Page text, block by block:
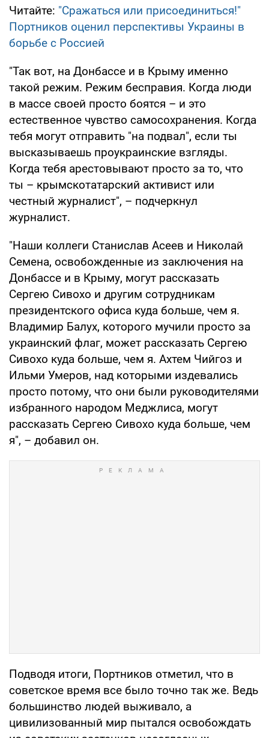
Читайте: "Сражаться или присоединиться!"
Портников оценил перспективы Украины в
борьбе с Россией
"Так вот, на Донбассе и в Крыму именно
такой режим. Режим бесправия. Когда люди
в массе своей просто боятся – и это
естественное чувство самосохранения. Когда
тебя могут отправить "на подвал", если ты
высказываешь проукраинские взгляды.
Когда тебя арестовывают просто за то, что
ты – крымскотатарский активист или
честный журналист", – подчеркнул
журналист.
"Наши коллеги Станислав Асеев и Николай
Семена, освобожденные из заключения на
Донбассе и в Крыму, могут рассказать
Сергею Сивохо и другим сотрудникам
президентского офиса куда больше, чем я.
Владимир Балух, которого мучили просто за
украинский флаг, может рассказать Сергею
Сивохо куда больше, чем я. Ахтем Чийгоз и
Ильми Умеров, над которыми издевались
просто потому, что они были руководителями
избранного народом Меджлиса, могут
рассказать Сергею Сивохо куда больше, чем
я", – добавил он.
Подводя итоги, Портников отметил, что в
советское время все было точно так же. Ведь
большинство людей выживало, а
цивилизованный мир пытался освобождать